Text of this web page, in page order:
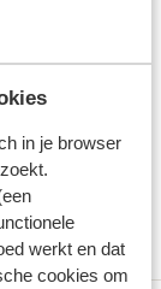
in je browser
werkt en dat
cookies om